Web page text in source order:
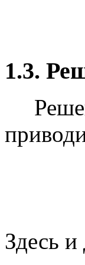
1.3.
Здесь и